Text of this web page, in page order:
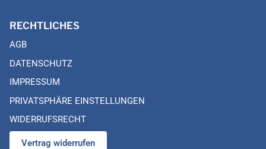
RECHTLICHES
AGB
DATENSCHUTZ
IMPRESSUM
PRIVATSPHÄRE EINSTELLUNGEN
WIDERRUFSRECHT
Vertrag widerrufen